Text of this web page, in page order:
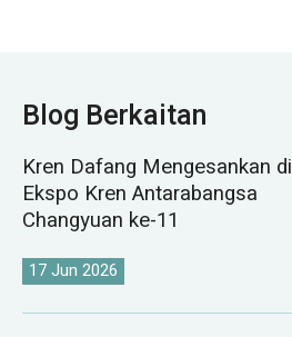
Blog Berkaitan
Kren Dafang Mengesankan di
Ekspo Kren Antarabangsa
Changyuan ke-11
17 Jun 2026